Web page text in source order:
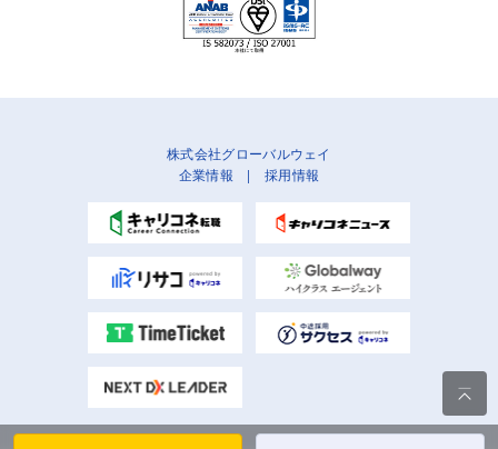
株式会社グローバルウェイ
企業情報 | 採用情報
